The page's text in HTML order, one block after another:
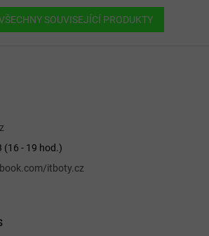
SOUVISEJÍCÍ PRODUKTY
(16 - 19 hod.)
itboty.cz